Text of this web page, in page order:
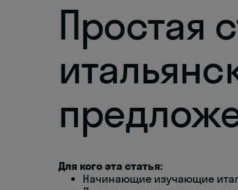
Простая
Для кого эта статья:
Начинающие изучающие